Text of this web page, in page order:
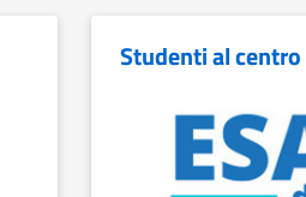
Studenti al centro